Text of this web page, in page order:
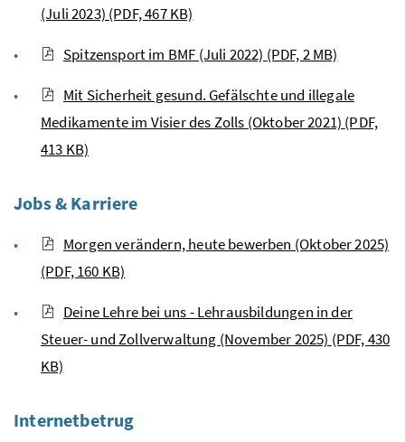
(Juli 2023) (PDF, 467 KB)
Spitzensport im BMF (Juli 2022) (PDF, 2 MB)
Mit Sicherheit gesund. Gefälschte und illegale
Medikamente im Visier des Zolls (Oktober 2021) (PDF,
413 KB)
Jobs & Karriere
Morgen verändern, heute bewerben (Oktober 2025)
(PDF, 160 KB)
Deine Lehre bei uns - Lehrausbildungen in der
Steuer- und Zollverwaltung (November 2025) (PDF, 430
KB)
Internetbetrug